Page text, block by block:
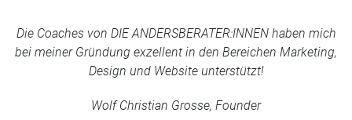
Die Coaches von DIE ANDERSBERATER:INNEN haben mich
bei meiner Gründung exzellent in den Bereichen Marketing,
Design und Website unterstützt!
Wolf Christian Grosse, Founder